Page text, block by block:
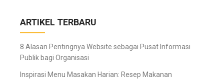
ARTIKEL TERBARU
8 Alasan Pentingnya Website sebagai Pusat Informasi
Publik bagi Organisasi
Inspirasi Menu Masakan Harian: Resep Makanan